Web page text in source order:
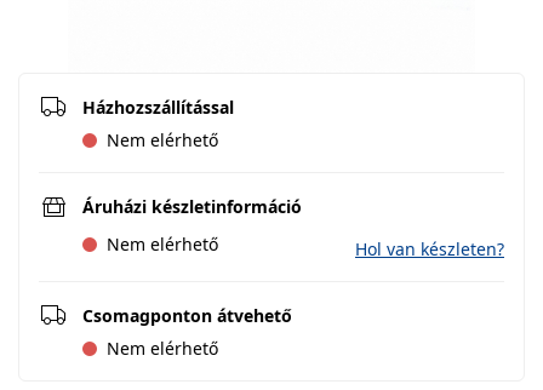
Házhozszállítással
Nem elérhető
Áruházi készletinformáció
Nem elérhető
Hol van készleten?
Csomagponton átvehető
Nem elérhető